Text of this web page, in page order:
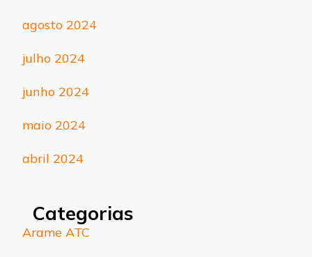
agosto 2024
julho 2024
junho 2024
maio 2024
abril 2024
Categorias
Arame ATC